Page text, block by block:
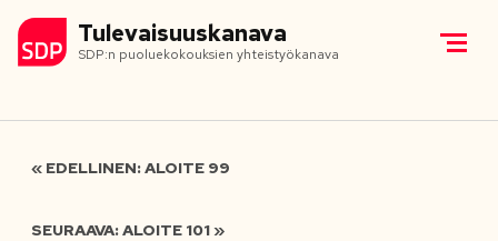
Tulevaisuuskanava
SDP:n puoluekokouksien yhteistyökanava
« EDELLINEN: ALOITE 99
SEURAAVA: ALOITE 101 »